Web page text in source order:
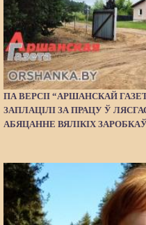
ПА ВЕРСІІ “АРШАНСКАЙ
ЗАПЛАЦІЛІ ЗА ПРАЦУ Ў
АБЯЦАННЕ ВЯЛІКІХ ЗАРОБКАЎ